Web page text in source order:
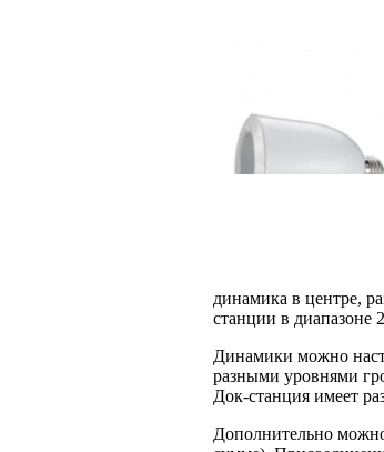
динамика в центре,
станции в диапазоне
Динамики можно
разными уровнями
Док-станция имеет
Дополнительно